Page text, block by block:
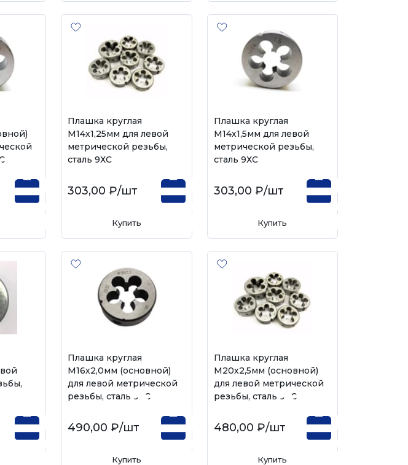
Плашка круглая
М14х1,25мм для левой
метрической резьбы,
сталь 9ХС
303,00 ₽/шт
Купить
Плашка круглая
М14х1,5мм для левой
метрической резьбы,
сталь 9ХС
303,00 ₽/шт
Купить
Плашка круглая
М16х2,0мм (основной)
для левой метрической
резьбы, сталь 9ХС
490,00 ₽/шт
Купить
Плашка круглая
М20х2,5мм (основной)
для левой метрической
резьбы, сталь 9ХС
480,00 ₽/шт
Купить